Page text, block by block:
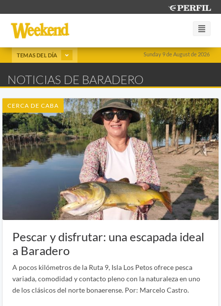
Sunday 9 de August de 2026
TEMAS DEL DÍA
NOTICIAS DE BARADERO
CERCA DE CABA
Pescar y disfrutar: una escapada ideal
a Baradero
A pocos kilómetros de la Ruta 9, Isla Los Petos ofrece pesca
variada, comodidad y contacto pleno con la naturaleza en uno
de los clásicos del norte bonaerense. Por: Marcelo Castro.